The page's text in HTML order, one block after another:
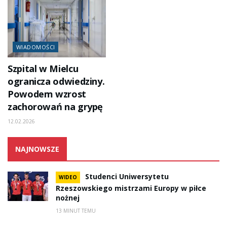
WIADOMOŚCI
Szpital w Mielcu
ogranicza odwiedziny.
Powodem wzrost
zachorowań na grypę
12.02.2026
NAJNOWSZE
WIDEO
Studenci Uniwersytetu
Rzeszowskiego mistrzami Europy w piłce
nożnej
13 MINUT TEMU